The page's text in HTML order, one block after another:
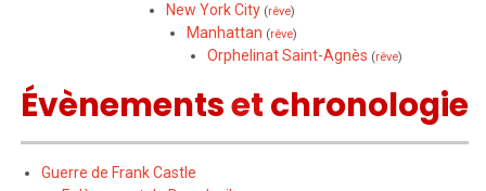
New York City (rêve)
Manhattan (rêve)
Orphelinat Saint-Agnès (rêve)
Évènementsetchronologie
Guerre de Frank Castle